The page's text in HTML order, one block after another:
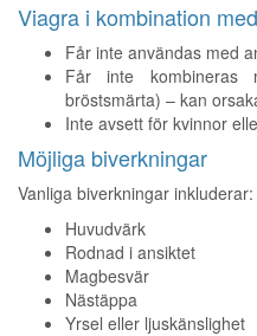
Viagra i kombination
Får inte användas med
Får inte kombineras
bröstsmärta) – kan
Inte avsett för kvinnor
Möjliga biverkningar
Vanliga biverkningar inkluderar:
Huvudvärk
Rodnad i ansiktet
Magbesvär
Nästäppa
Yrsel eller ljuskänslighet